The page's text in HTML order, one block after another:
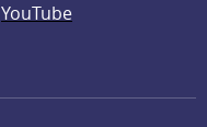
YouTube